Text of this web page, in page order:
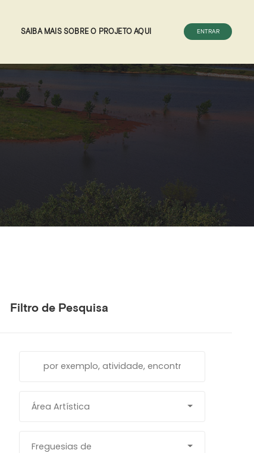
SAIBA MAIS SOBRE O PROJETO AQUI ENTRAR
Filtro de Pesquisa
Área Artística
Freguesias de